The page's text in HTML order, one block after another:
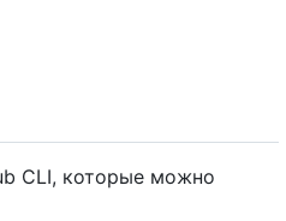
CLI, которые можно